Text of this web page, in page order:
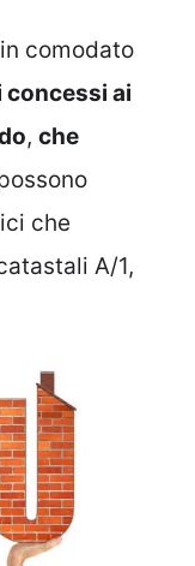
comodato
concessi ai
, che
che
A/1,